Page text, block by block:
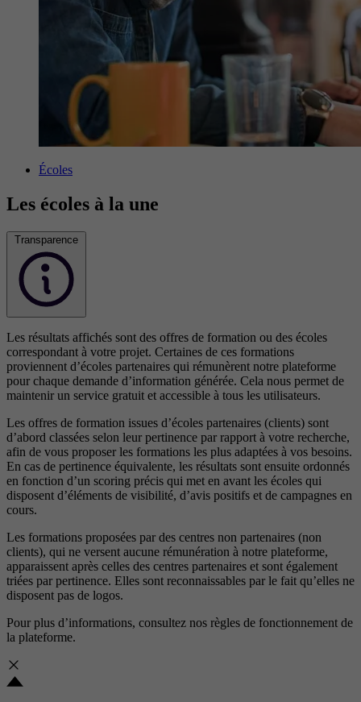
Écoles
Les écoles à la une
Transparence
Les résultats affichés sont des offres de formation ou des écoles
correspondant à votre projet. Certaines de ces formations
proviennent d’écoles partenaires qui rémunèrent notre plateforme
pour chaque demande d’information générée. Cela nous permet de
maintenir un service gratuit et accessible à tous les utilisateurs.
Les offres de formation issues d’écoles partenaires (clients) sont
d’abord classées selon leur pertinence par rapport à votre recherche,
afin de vous proposer les formations les plus adaptées à vos besoins.
En cas de pertinence équivalente, les résultats sont ensuite ordonnés
en fonction d’un scoring précis qui met en avant les écoles qui
disposent d’éléments de visibilité, d’avis positifs et de campagnes en
cours.
Les formations proposées par des centres non partenaires (non
clients), qui ne versent aucune rémunération à notre plateforme,
apparaissent après celles des centres partenaires et sont également
triées par pertinence. Elles sont reconnaissables par le fait qu’elles ne
disposent pas de logos.
Pour plus d’informations, consultez nos règles de fonctionnement de
la plateforme.